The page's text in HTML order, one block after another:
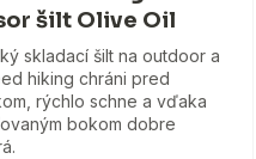
šilt Olive Oil
skladací šilt na outdoor a
hiking chráni pred
rýchlo schne a vďaka
bokom dobre